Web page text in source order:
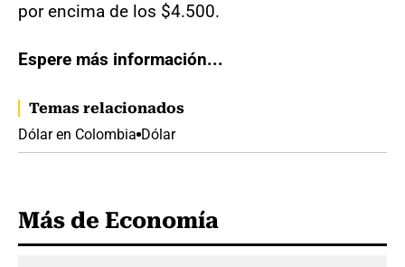
por encima de los $4.500.
Espere más información...
Temas relacionados
Dólar en Colombia Dólar
Más de Economía